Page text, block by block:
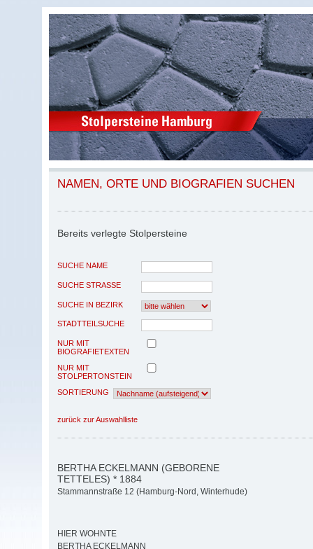
NAMEN, ORTE UND BIOGRAFIEN SUCHEN
Bereits verlegte Stolpersteine
SUCHE NAME
SUCHE STRASSE
SUCHE IN BEZIRK
STADTTEILSUCHE
NUR MIT
BIOGRAFIETEXTEN
NUR MIT
STOLPERTONSTEIN
SORTIERUNG
zurück zur Auswahlliste
BERTHA ECKELMANN (GEBORENE
TETTELES) * 1884
Stammannstraße 12 (Hamburg-Nord, Winterhude)
HIER WOHNTE
BERTHA ECKELMANN